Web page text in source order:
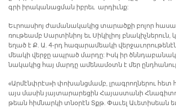
գրի ի­րա­կա­նաց­ման իբ­րեւ ար­դիւնք:
Եւ­րոա­սիոյ ժա­մա­նա­կա­կից տա­րած­քի բո­լոր
ռու­թեամբ Սար­տի­նիոյ եւ Սի­կի­լիոյ
ե­ղած է Ք­. Ա. 4-­րդ հա­զա­րա­մեա­կի
մեա­կի վեր­ջը ապ­րած մար­դը: Իսկ իր
նա­կա­կից հայ մար­դը ա­մե­նա­մօտն է մեր
«Ար­մէնփ­րէս»ի փո­խանց­մամբ, լրագ­րող­նե­րու
այս մա­սին յայ­տա­րա­րե­ցին Հայաստանի
թեան հիմ­նար­կի տնօ­րէն Տքթ. Փա­ւել Ա­ւե­տի­սեա­ն